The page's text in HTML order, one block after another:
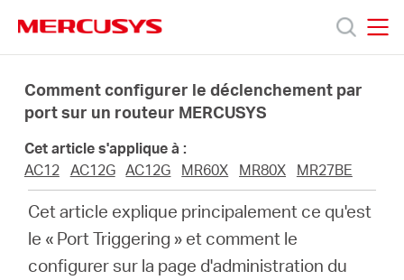
navigation
Produits
propos
Comment configurer le déclenchement par
port sur un routeur MERCUSYS
Cet article s'applique à :
AC12
AC12G AC12G MR60X MR80X MR27BE
Cet article explique principalement ce qu'est
le « Port Triggering » et comment le
configurer sur la page d'administration du